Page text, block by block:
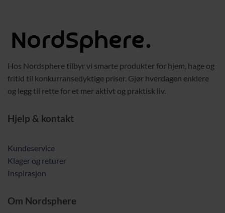
Hos Nordsphere tilbyr vi smarte produkter for hjem, hage og
fritid til konkurransedyktige priser. Gjør hverdagen enklere
og legg til rette for et mer aktivt og praktisk liv.
Hjelp & kontakt
Kundeservice
Klager og returer
Inspirasjon
Om Nordsphere